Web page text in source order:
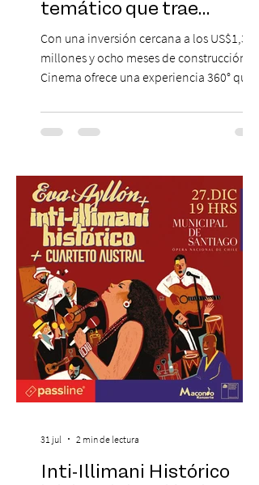
temático que trae
Hollywood a Chile
Con una inversión cercana a los US$1,3
millones y ocho meses de construcción,
Cinema ofrece una experiencia 360° que
cinematográfica y actores en vivo,
recreando algunos de los universos más
una nueva atracción a su oferta
gastronómica y turística con la apertura de
Cinema, un restaurante temático
inspirado en el concepto de un museo de
Hollywood, que promete transportar a sus
visitantes a distintos
Inti-Illimani Histórico
31 jul 2 min de lectura